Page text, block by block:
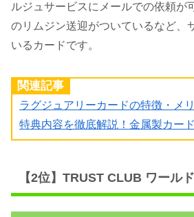
ルジュサービスにメールでの依頼が
のリムジン送迎がついているなど、
いるカードです。
関連記事
ラグジュアリーカードの特徴・メ
特典内容を徹底解説！金属製カー
【2位】TRUST CLUB ワール